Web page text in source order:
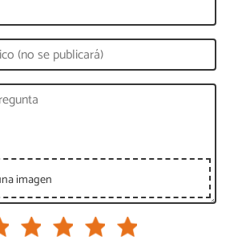
imagen